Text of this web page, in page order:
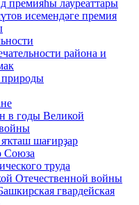
премияһы лауреаттары
исемендәге премия
района и
в годы Великой
шағирҙар
Союза
труда
Отечественной войны
гвардейская